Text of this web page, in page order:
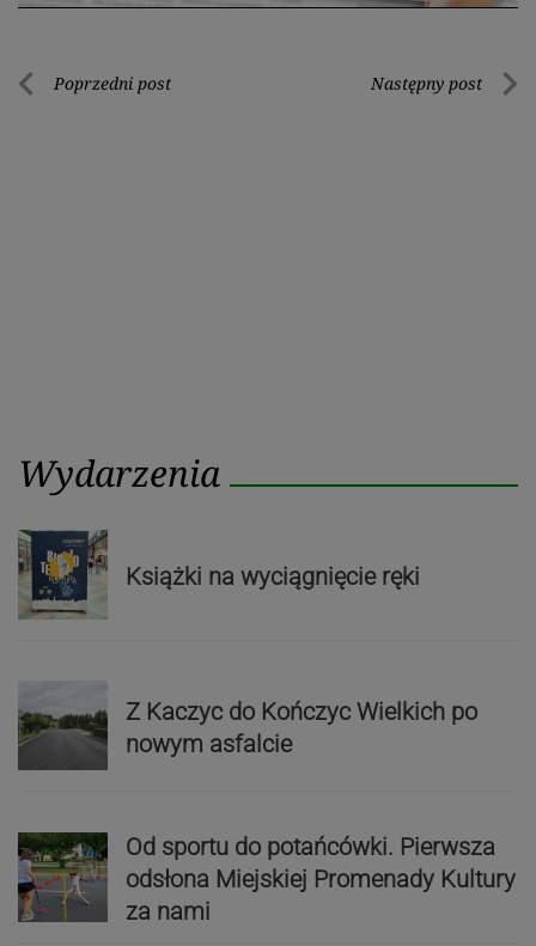
Nawigacja
Poprzedni post Następny post
Wydarzenia
Książki na wyciągnięcie ręki
Z Kaczyc do Kończyc Wielkich po
nowym asfalcie
Od sportu do potańcówki. Pierwsza
odsłona Miejskiej Promenady Kultury
za nami